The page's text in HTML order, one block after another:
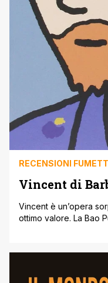
RECENSIONI
Vincent di
Vincent è un’opera
ottimo valore. La Bao
cloaking='default'